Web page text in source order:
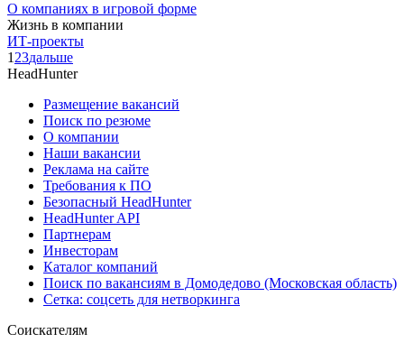
О компаниях в игровой форме
Жизнь в компании
ИТ-проекты
1 23дальше
HeadHunter
Размещение вакансий
Поиск по резюме
О компании
Наши вакансии
Реклама на сайте
Требования к ПО
Безопасный HeadHunter
HeadHunter API
Партнерам
Инвесторам
Каталог компаний
Поиск по вакансиям в Домодедово (Московская область)
Сетка: соцсеть для нетворкинга
Соискателям